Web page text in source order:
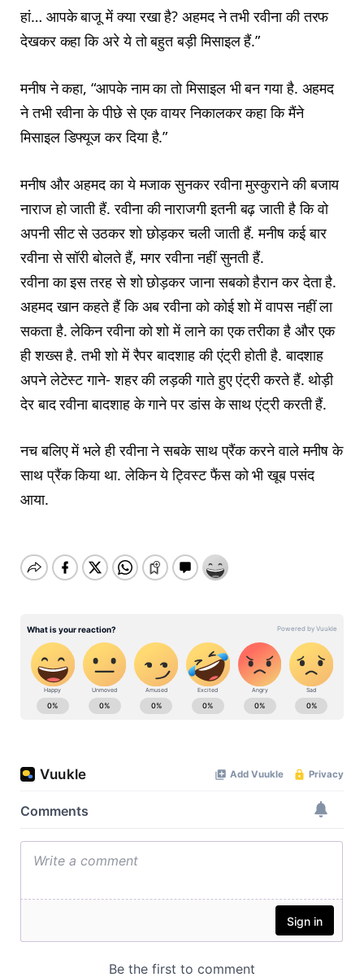
हां… आपके बाजू में क्या रखा है? अहमद ने तभी रवीना की तरफ
देखकर कहा कि अरे ये तो बहुत बड़ी मिसाइल हैं.”
मनीष ने कहा, “आपके नाम का तो मिसाइल भी बन गया है. अहमद
ने तभी रवीना के पीछे से एक वायर निकालकर कहा कि मैंने
मिसाइल डिफ्यूज कर दिया है.”
मनीष और अहमद का ये मजाक सुनकर रवीना मुस्कुराने की बजाय
नाराज हो जाती हैं. रवीना की नाराजगी इतनी बढ़ जाती है कि वो
अपनी सीट से उठकर शो छोड़कर चली जाती हैं. मनीष कई बार
रवीना से सॉरी बोलते हैं, मगर रवीना नहीं सुनती हैं.
रवीना का इस तरह से शो छोड़कर जाना सबको हैरान कर देता है.
अहमद खान कहते हैं कि अब रवीना को कोई शो में वापस नहीं ला
सकता है. लेकिन रवीना को शो में लाने का एक तरीका है और एक
ही शख्स है. तभी शो में रैपर बादशाह की एंट्री होती है. बादशाह
अपने लेटेस्ट गाने- शहर की लड़की गाते हुए एंट्री करते हैं. थोड़ी
देर बाद रवीना बादशाह के गाने पर डांस के साथ एंट्री करती हैं.
नच बलिए में भले ही रवीना ने सबके साथ प्रैंक करने वाले मनीष के
साथ प्रैंक किया था. लेकिन ये ट्व‍िस्ट फैंस को भी खूब पसंद
आया.